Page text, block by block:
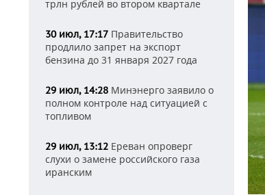
трлн рублей во втором квартале
30 июл, 17:17 Правительство
продлило запрет на экспорт
бензина до 31 января 2027 года
29 июл, 14:28 Минэнерго заявило о
полном контроле над ситуацией с
топливом
29 июл, 13:12 Ереван опроверг
слухи о замене российского газа
иранским